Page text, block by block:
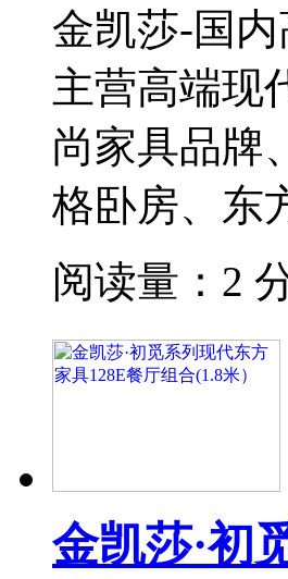
金凯莎-国
主营高端现
尚家具品牌
格卧房、东
阅读量：2
金凯莎·初